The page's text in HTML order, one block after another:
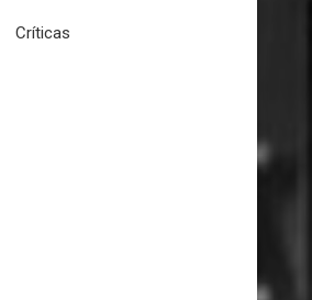
Críticas